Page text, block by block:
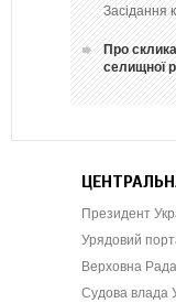
Засідання
Про
селищної
Президент
Урядовий
Верховна Рада
Судова влада